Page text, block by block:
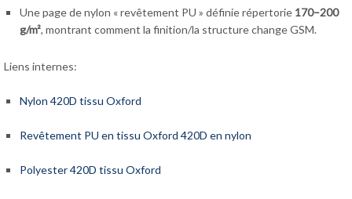
Une page de nylon « revêtement PU » définie répertorie 170–200
g/m², montrant comment la finition/la structure change GSM.
Liens internes:
Nylon 420D tissu Oxford
Revêtement PU en tissu Oxford 420D en nylon
Polyester 420D tissu Oxford